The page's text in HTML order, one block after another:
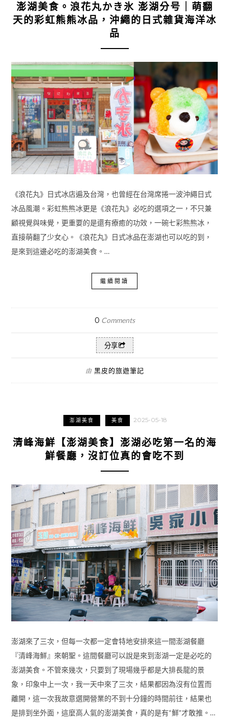
澎湖美食。浪花丸かき氷 澎湖分号｜萌翻
天的彩虹熊熊冰品，沖繩的日式雜貨海洋冰
品
《浪花丸》日式冰店遍及台灣，也曾經在台灣席捲一波沖繩日式
冰品風潮。彩虹熊熊冰更是《浪花丸》必吃的選項之一，不只兼
顧視覺與味覺，更重要的是還有療癒的功效，一碗七彩熊熊冰，
直接萌翻了少女心。《浪花丸》日式冰品在澎湖也可以吃的到，
是來到這邊必吃的澎湖美食。…
繼續閱讀
0 Comments
分享
由 黑皮的旅遊筆記
澎湖美食 美食 2025-05-18
清峰海鮮【澎湖美食】澎湖必吃第一名的海
鮮餐廳，沒訂位真的會吃不到
澎湖來了三次，但每一次都一定會特地安排來這一間澎湖餐廳
『清峰海鮮』來朝聖。這間餐廳可以說是來到澎湖一定是必吃的
澎湖美食。不管來幾次，只要到了現場幾乎都是大排長龍的景
象，印象中上一次，我一天中來了三次，結果都因為沒有位置而
離開，這一次我故意選開營業的不到十分鐘的時間前往，結果也
是排到坐外面，這麼高人氣的澎湖美食，真的是有“鮮”才敢推。…